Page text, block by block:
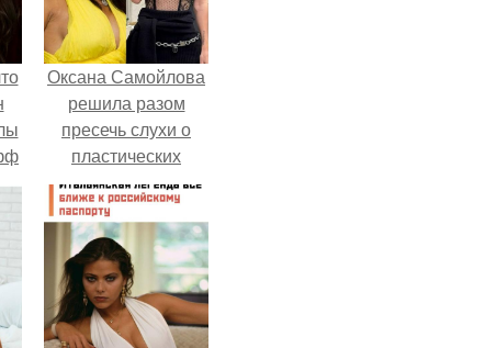
Оксана Самойлова
решила разом
пресечь слухи о
пластических
операциях и
публично
прояснила
ситуацию.